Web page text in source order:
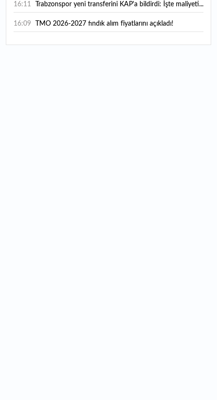
16:11 Trabzonspor yeni transferini KAP'a bildirdi: İşte maliyeti...
16:09 TMO 2026-2027 fındık alım fiyatlarını açıkladı!